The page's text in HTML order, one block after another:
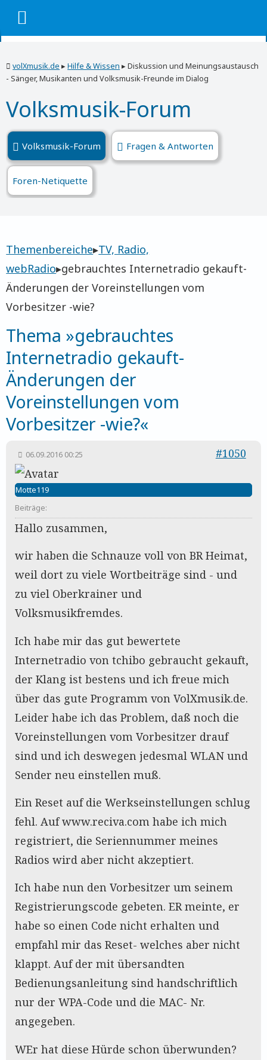
volXmusik.de ▸Hilfe & Wissen ▸Diskussion und Meinungsaustausch
- Sänger, Musikanten und Volksmusik-Freunde im Dialog
Volksmusik-Forum
Volksmusik-Forum Fragen & Antworten
Foren-Netiquette
Themenbereiche▸TV, Radio,
webRadio▸gebrauchtes Internetradio gekauft-
Änderungen der Voreinstellungen vom
Vorbesitzer -wie?
Thema »gebrauchtes
Internetradio gekauft-
Änderungen der
Voreinstellungen vom
Vorbesitzer -wie?«
06.09.2016 00:25 #1050
Motte119
Beiträge:
Hallo zusammen,
wir haben die Schnauze voll von BR Heimat,
weil dort zu viele Wortbeiträge sind - und
zu viel Oberkrainer und
Volksmusikfremdes.
Ich habe mir das gut bewertete
Internetradio von tchibo gebraucht gekauft,
der Klang ist bestens und ich freue mich
über das gute Programm von VolXmusik.de.
Leider habe ich das Problem, daß noch die
Voreinstellungen vom Vorbesitzer drauf
sind und ich deswegen jedesmal WLAN und
Sender neu einstellen muß.
Ein Reset auf die Werkseinstellungen schlug
fehl. Auf www.reciva.com habe ich mich
registriert, die Seriennummer meines
Radios wird aber nicht akzeptiert.
Ich habe nun den Vorbesitzer um seinem
Registrierungscode gebeten. ER meinte, er
habe so einen Code nicht erhalten und
empfahl mir das Reset- welches aber nicht
klappt. Auf der mit übersandten
Bedienungsanleitung sind handschriftlich
nur der WPA-Code und die MAC- Nr.
angegeben.
WEr hat diese Hürde schon überwunden?